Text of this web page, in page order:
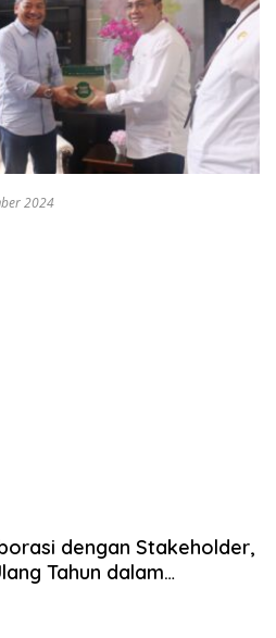
2024
dengan Stakeholder,
Tahun dalam